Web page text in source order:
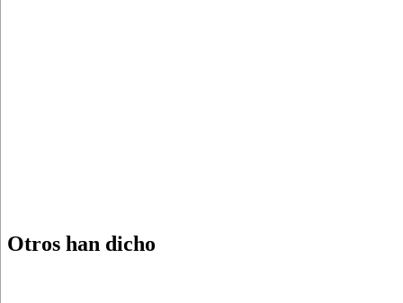
Otros han dicho